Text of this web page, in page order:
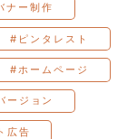
ナー制作
#ピンタレスト
#ホームページ
ージョン
広告